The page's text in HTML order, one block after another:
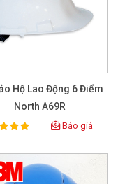
Hộ Lao Động 6 Điểm
North A69R
Rating: Báo giá